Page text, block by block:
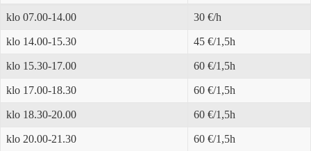
klo 07.00-14.00 30 €/h
klo 14.00-15.30 45 €/1,5h
klo 15.30-17.00 60 €/1,5h
klo 17.00-18.30 60 €/1,5h
klo 18.30-20.00 60 €/1,5h
klo 20.00-21.30 60 €/1,5h